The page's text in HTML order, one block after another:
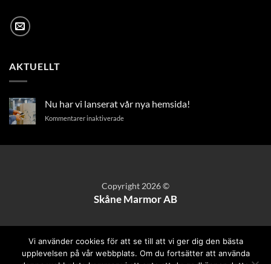
AKTUELLT
Nu har vi lanserat vår nya hemsida!
Kommentarer inaktiveradeför
hemsida!
Copyright 2026 ©
Skåne Marmor AB
Vi använder cookies för att se till att vi ger dig den bästa
upplevelsen på vår webbplats. Om du fortsätter att använda